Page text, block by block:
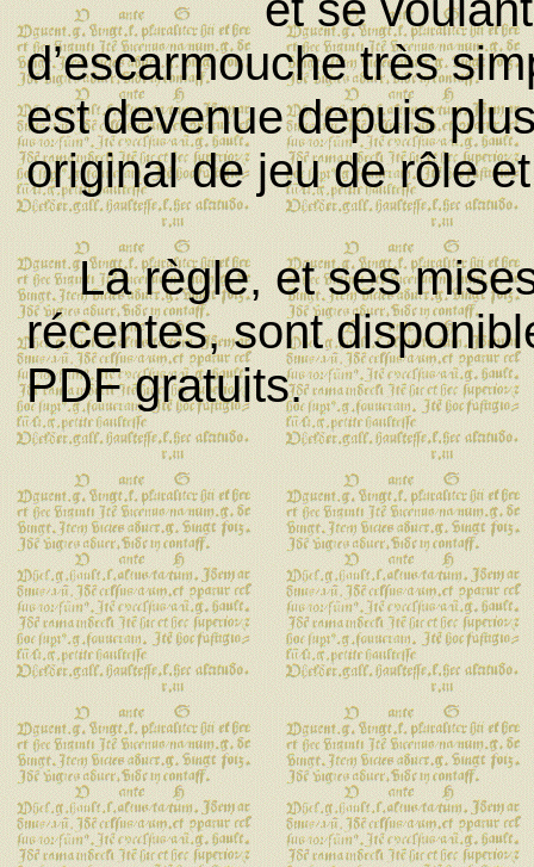
d’escarmouche très
est devenue depuis
original de jeu de rôle
La règle, et ses mises
récentes, sont
PDF gratuits.